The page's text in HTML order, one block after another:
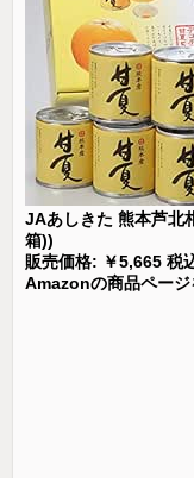
JAあしきた 熊本芦北
箱))
販売価格: ￥5,665 税
Amazonの商品ペー